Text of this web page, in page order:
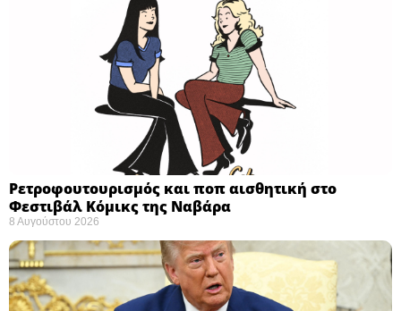
Ρετροφουτουρισμός και ποπ αισθητική στο
Φεστιβάλ Κόμικς της Ναβάρα ​
8 Αυγούστου 2026